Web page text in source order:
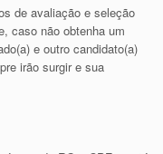
de avaliação e seleção
caso não obtenha um
e outro candidato(a)
irão surgir e sua